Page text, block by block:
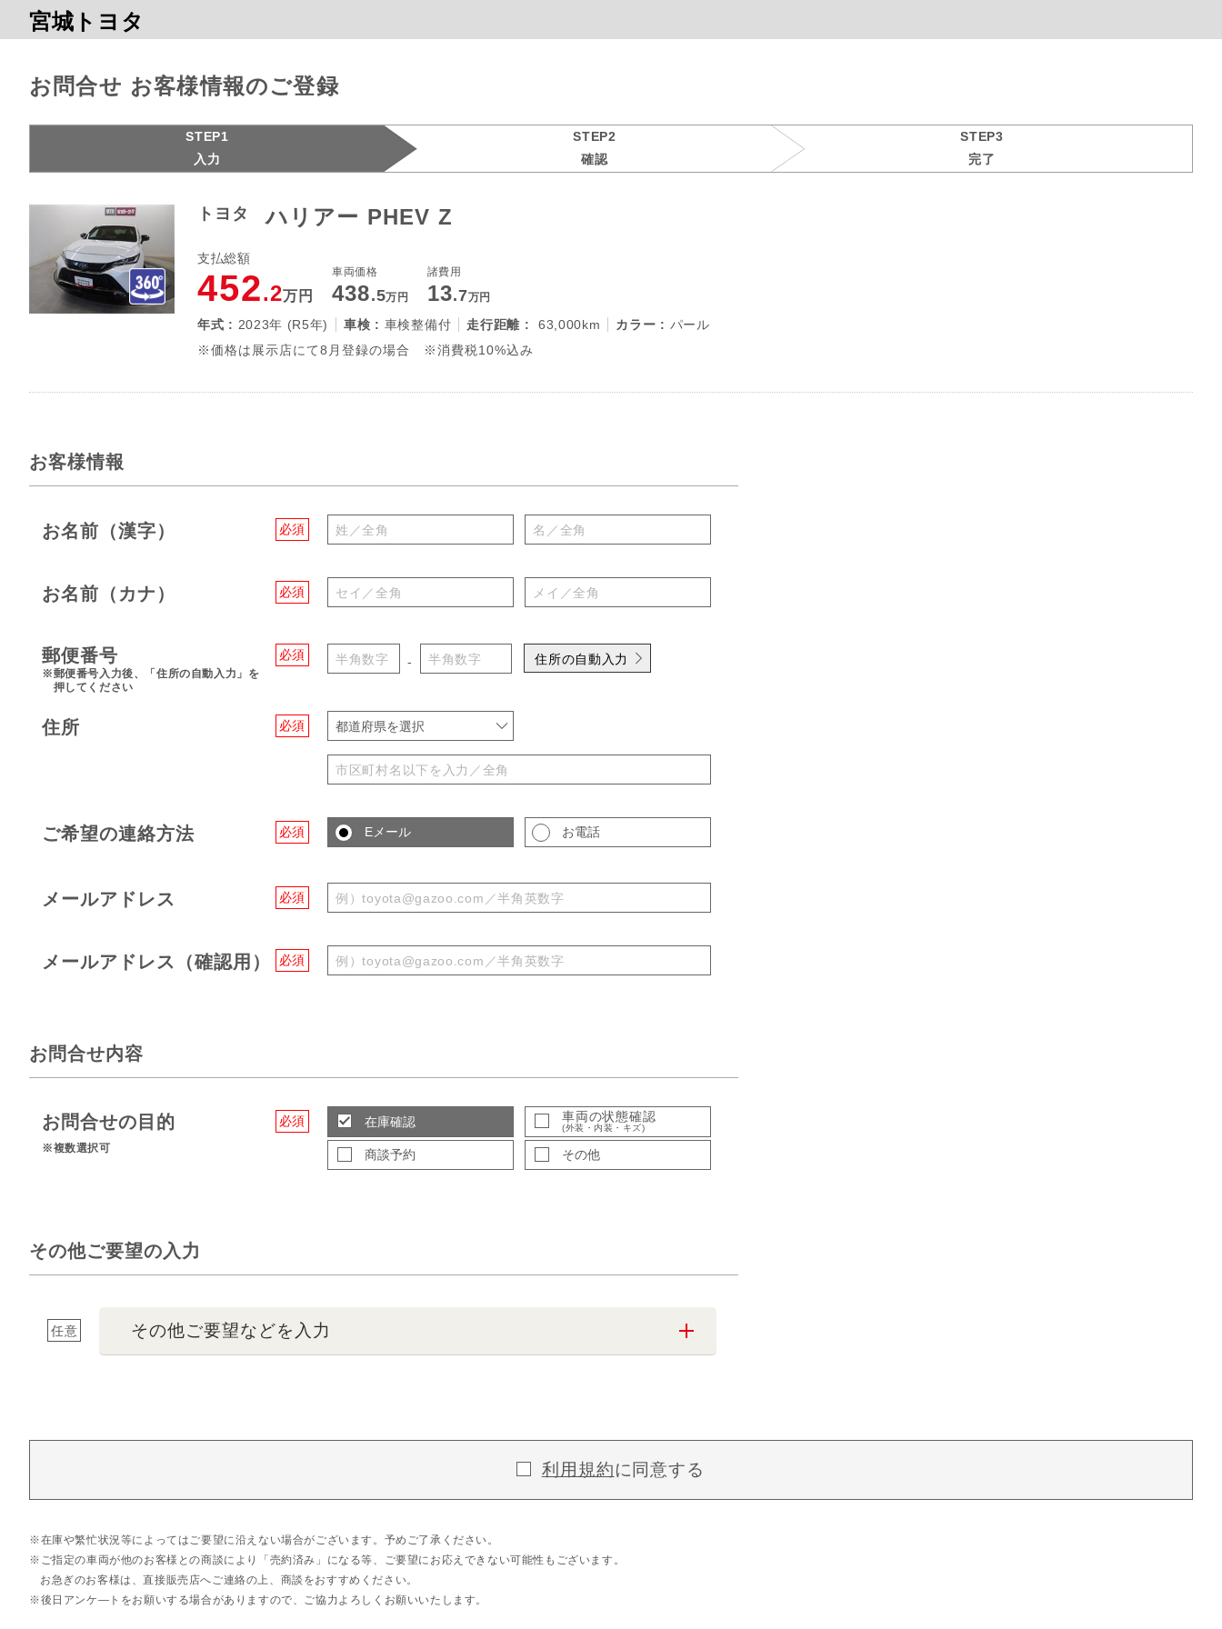
宮城トヨタ
お問合せ お客様情報のご登録
STEP1
入力
STEP2
確認
STEP3
完了
トヨタ ハリアー PHEV Z
支払総額
452.2万円
車両価格
438.5万円
諸費用
13.7万円
年式 : 2023年 (R5年) 車検 : 車検整備付 走行距離 : 63,000km カラー : パール
※価格は展示店にて8月登録の場合 ※消費税10%込み
お客様情報
必須
お名前（漢字）
必須
お名前（カナ）
必須
郵便番号
※郵便番号入力後、「住所の自動入力」を
押してください
- 住所の自動入力
必須
住所 都道府県を選択
必須
ご希望の連絡方法 Eメール お電話
必須
メールアドレス
必須
メールアドレス（確認用）
お問合せ内容
必須
お問合せの目的
※複数選択可
在庫確認 車両の状態確認
(外装・内装・キズ)
商談予約 その他
その他ご要望の入力
任意 その他ご要望などを入力
利用規約に同意する
在庫や繁忙状況等によってはご要望に沿えない場合がございます。予めご了承ください。
ご指定の車両が他のお客様との商談により「売約済み」になる等、ご要望にお応えできない可能性もございます。
お急ぎのお客様は、直接販売店へご連絡の上、商談をおすすめください。
後日アンケ―トをお願いする場合がありますので、ご協力よろしくお願いいたします。